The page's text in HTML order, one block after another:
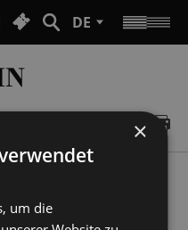
DE
& Designer,
×
um die